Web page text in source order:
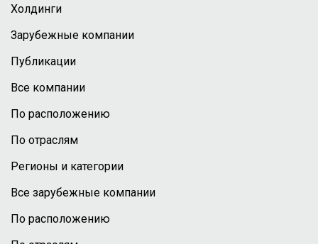
Холдинги
Зарубежные компании
Публикации
Все компании
По расположению
По отраслям
Регионы и категории
Все зарубежные компании
По расположению